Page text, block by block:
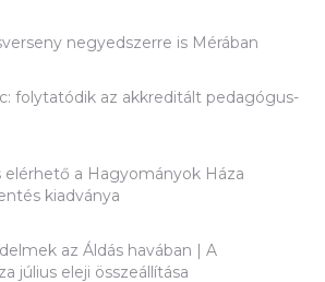
negyedszerre is Mérában
folytatódik az akkreditált pedagógus-
elérhető a Hagyományok Háza
kiadványa
az Áldás havában | A
július eleji összeállítása